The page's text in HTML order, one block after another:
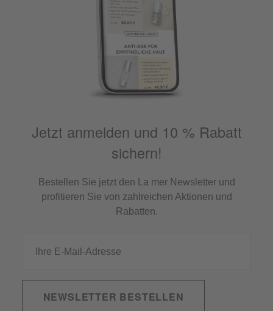
Jetzt anmelden und 10 % Rabatt
sichern!
Bestellen Sie jetzt den La mer Newsletter und
profitieren Sie von zahlreichen Aktionen und
Rabatten.
NEWSLETTER BESTELLEN